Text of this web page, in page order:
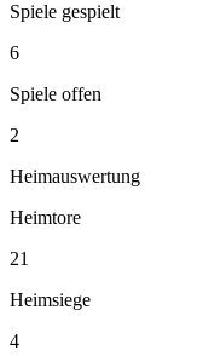
Spiele gespielt
6
Spiele offen
2
Heimauswertung
Heimtore
21
Heimsiege
4